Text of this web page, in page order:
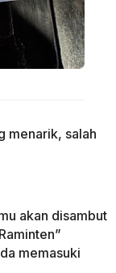
menarik, salah
akan disambut
memasuki